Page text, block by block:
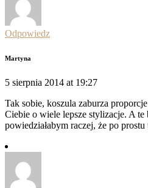
Odpowiedz
Martyna
5 sierpnia 2014 at 19:27
Tak sobie, koszula zaburza
Ciebie o wiele lepsze stylizacje. A
powiedziałabym raczej, że po